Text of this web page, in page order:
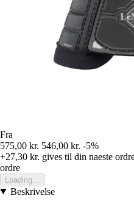
Fra
575,00 kr. 546,00 kr. -5%
+27,30 kr. gives til din naeste
ordre
Loading...
Beskrivelse